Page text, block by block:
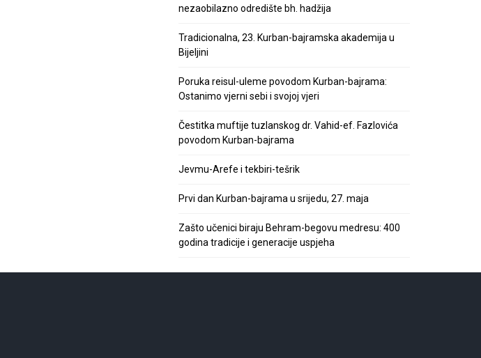
nezaobilazno odredište bh. hadžija
Tradicionalna, 23. Kurban-bajramska akademija u
Bijeljini
Poruka reisul-uleme povodom Kurban-bajrama:
Ostanimo vjerni sebi i svojoj vjeri
Čestitka muftije tuzlanskog dr. Vahid-ef. Fazlovića
povodom Kurban-bajrama
Jevmu-Arefe i tekbiri-tešrik
Prvi dan Kurban-bajrama u srijedu, 27. maja
Zašto učenici biraju Behram-begovu medresu: 400
godina tradicije i generacije uspjeha